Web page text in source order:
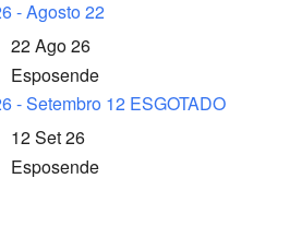
- Agosto 22
22 Ago 26
Esposende
- Setembro 12 ESGOTADO
12 Set 26
Esposende